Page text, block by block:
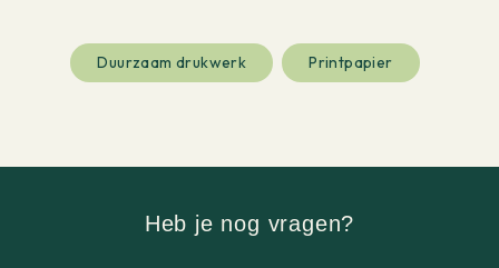
Duurzaam drukwerk Printpapier
Heb je nog vragen?